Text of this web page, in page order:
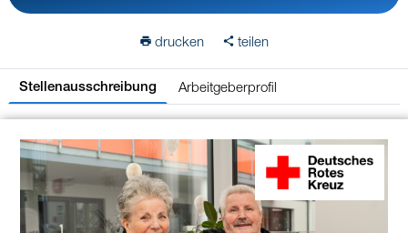
drucken teilen
Stellenausschreibung Arbeitgeberprofil